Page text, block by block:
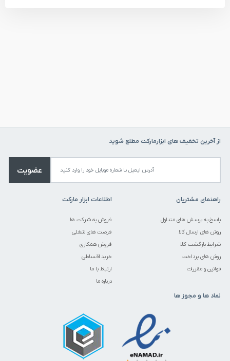
از آخرین تخفیف های ابزارمارکت مطلع شوید
عضویت
راهنمای مشتریان
پاسخ به پرسش های متداول
روش های ارسال کالا
شرایط بازگشت کالا
روش های پرداخت
قوانین و مقررات
اطلاعات ابزار مارکت
فروش به شرکت ها
فرصت های شغلی
فروش همکاری
خرید اقساطی
ارتباط با ما
درباره ما
نماد ها و مجوز ها